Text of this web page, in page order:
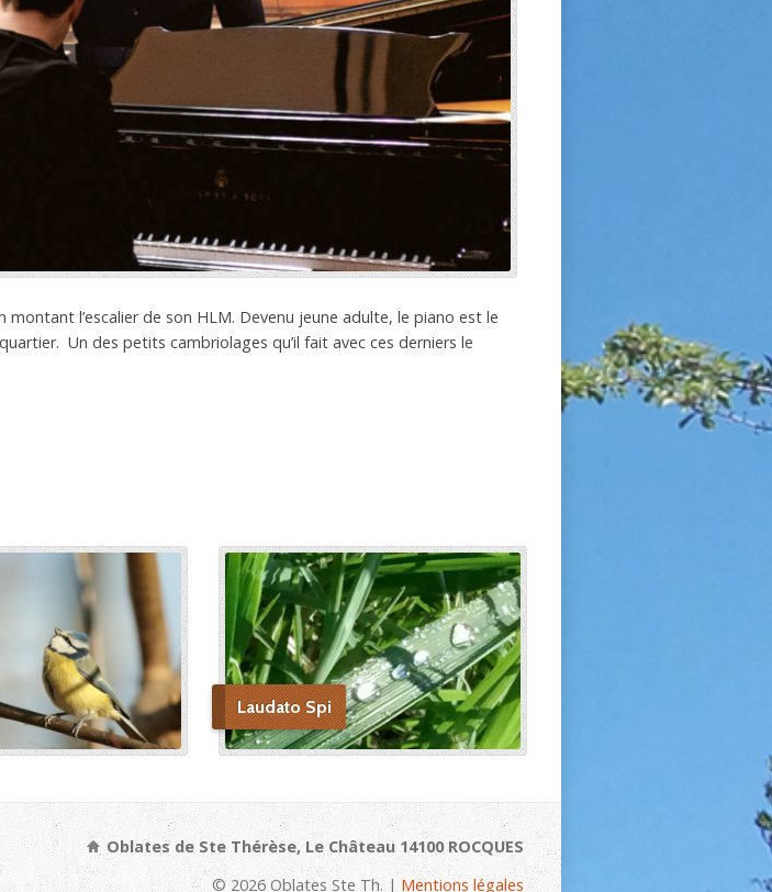
l’escalier de son HLM. Devenu jeune adulte, le piano est le
Un des petits cambriolages qu’il fait avec ces derniers le
Laudato Spi
Oblates de Ste Thérèse, Le Château 14100 ROCQUES
© 2026 Oblates Ste Th. |Mentions légales